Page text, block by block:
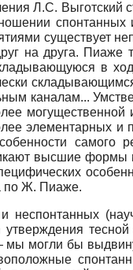
Л.С. Выготский
существует
на друга. Пиаже
в
каналам...
элементарных
самого
высшие
по Ж. Пиаже.
могли бы